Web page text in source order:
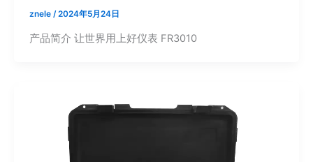
znele /2024年5月24日
产品简介 让世界用上好仪表 FR3010